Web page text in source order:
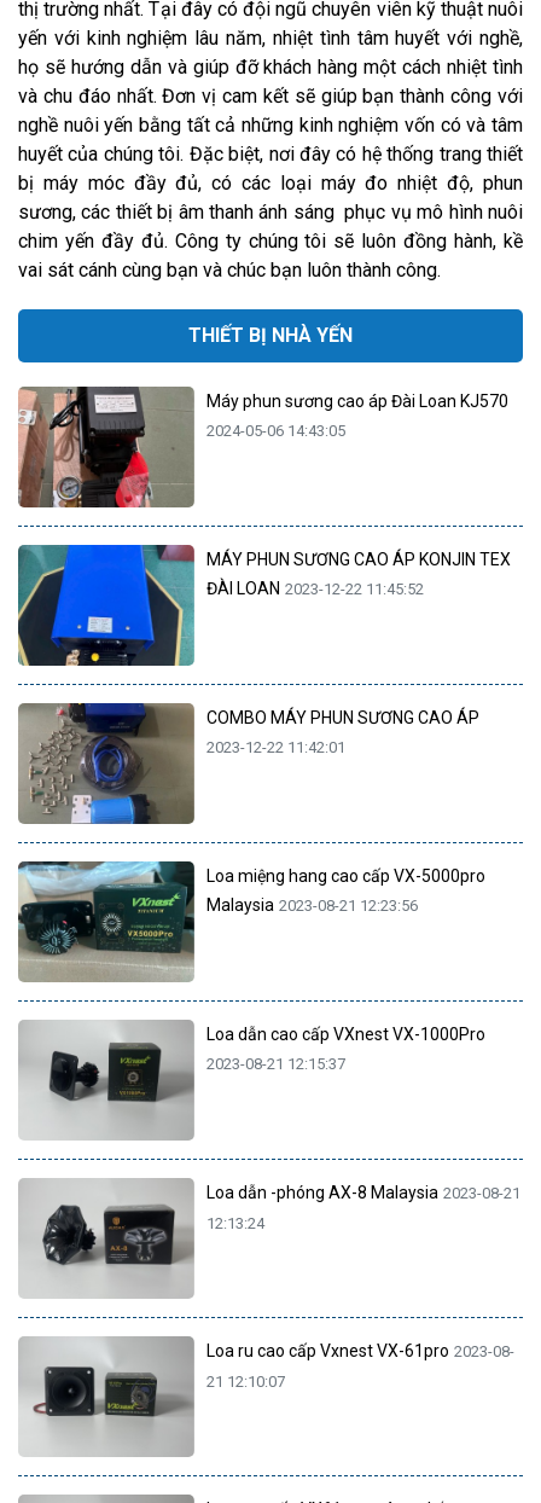
thị trường nhất. Tại đây có đội ngũ chuyên viên kỹ thuật nuôi
yến với kinh nghiệm lâu năm, nhiệt tình tâm huyết với nghề,
họ sẽ hướng dẫn và giúp đỡ khách hàng một cách nhiệt tình
và chu đáo nhất. Đơn vị cam kết sẽ giúp bạn thành công với
nghề nuôi yến bằng tất cả những kinh nghiệm vốn có và tâm
huyết của chúng tôi. Đặc biệt, nơi đây có hệ thống trang thiết
bị máy móc đầy đủ, có các loại máy đo nhiệt độ, phun
sương, các thiết bị âm thanh ánh sáng phục vụ mô hình nuôi
chim yến đầy đủ. Công ty chúng tôi sẽ luôn đồng hành, kề
vai sát cánh cùng bạn và chúc bạn luôn thành công.
THIẾT BỊ NHÀ YẾN
Máy phun sương cao áp Đài Loan KJ570
2024-05-06 14:43:05
MÁY PHUN SƯƠNG CAO ÁP KONJIN TEX
ĐÀI LOAN 2023-12-22 11:45:52
COMBO MÁY PHUN SƯƠNG CAO ÁP
2023-12-22 11:42:01
Loa miệng hang cao cấp VX-5000pro
Malaysia 2023-08-21 12:23:56
Loa dẫn cao cấp VXnest VX-1000Pro
2023-08-21 12:15:37
Loa dẫn -phóng AX-8 Malaysia 2023-08-21
12:13:24
Loa ru cao cấp Vxnest VX-61pro 2023-08-
21 12:10:07